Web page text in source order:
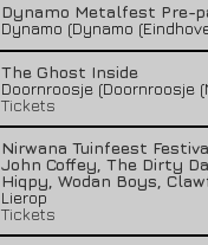
Dynamo Metalfest Pre-
Dynamo (Dynamo
The Ghost Inside
Doornroosje (Doornroosje
Tickets
Nirwana Tuinfeest
John Coffey, The Dirty
Hiqpy, Wodan Boys,
Lierop
Tickets